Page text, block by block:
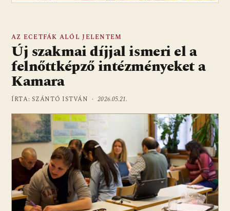
AZ ECETFÁK ALÓL JELENTEM
Új szakmai díjjal ismeri el a
felnőttképző intézményeket a
Kamara
ÍRTA: SZÁNTÓ ISTVÁN ·2026.05.21.